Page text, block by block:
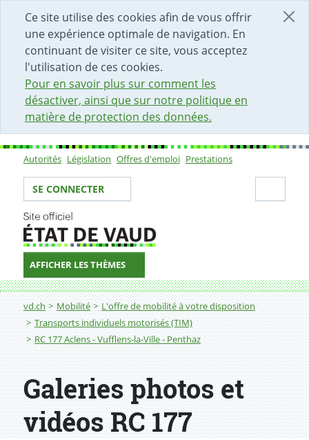
Ce site utilise des cookies afin de vous offrir
une expérience optimale de navigation. En
continuant de visiter ce site, vous acceptez
l'utilisation de ces cookies.
Pour en savoir plus sur comment les
désactiver, ainsi que sur notre politique en
matière de protection des données.
DÉBUT DU CONTENU DE LA PAGE
ACCÈS AU CHAMP DE RECHERCHE
PAGE D'ACCUEIL
FORMULAIRE DE CONTACT
Sous-navigation
Autorités Législation Offres d'emploi Prestations
Votre identité
SE CONNECTER
AFFICHER LES THÈMES
Fil d'Ariane
vd.ch Mobilité
L'offre de mobilité à votre disposition
Transports individuels motorisés (TIM)
RC 177 Aclens - Vufflens-la-Ville - Penthaz
Galeries photos et vidéos RC 177
Galeries photos et
vidéos RC 177